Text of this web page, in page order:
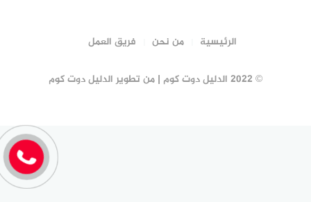
الرئيسية من نحن فريق العمل
© 2022 الدليل دوت كوم | من تطوير الدليل دوت كوم